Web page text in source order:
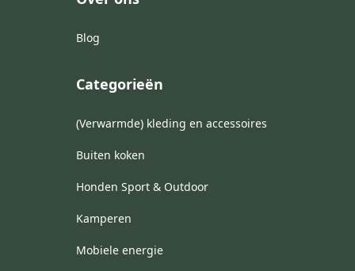
Blog
Categorieën
(Verwarmde) kleding en accessoires
Buiten koken
Honden Sport & Outdoor
Kamperen
Mobiele energie